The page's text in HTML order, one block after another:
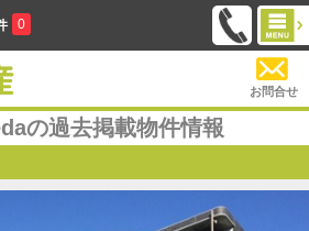
0
お問合せ
の過去掲載物件情報